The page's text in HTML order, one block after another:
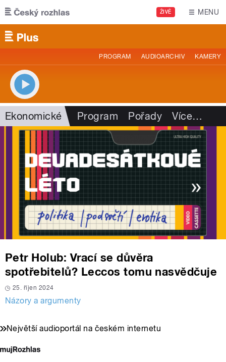
Přejít k hlavnímu obsahu
ŽIVĚ MENU
PROGRAM AUDIOARCHIV KAMERY
Ekonomické Program Pořady Více…
Petr Holub: Vrací se důvěra
spotřebitelů? Leccos tomu nasvědčuje
25. říjen 2024
Názory a argumenty
Největší audioportál na českém internetu